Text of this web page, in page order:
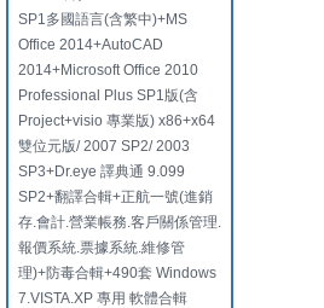
SP1多國語言(含繁中)+MS
Office 2014+AutoCAD
2014+Microsoft Office 2010
Professional Plus SP1版(含
Project+visio 專業版) x86+x64
雙位元版/ 2007 SP2/ 2003
SP3+Dr.eye 譯典通 9.099
SP2+翻譯合輯+正航一號(進銷
存.會計.營業帳務.客戶關係管理.
報價系統.票據系統.維修管
理)+防毒合輯+490套 Windows
7.VISTA.XP 專用 軟體合輯